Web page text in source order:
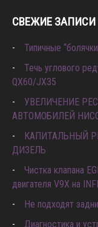
Типичные
Течь углового
УВЕЛИЧЕНИЕ
КАПИТАЛЬНЫЙ
Чистка клапана